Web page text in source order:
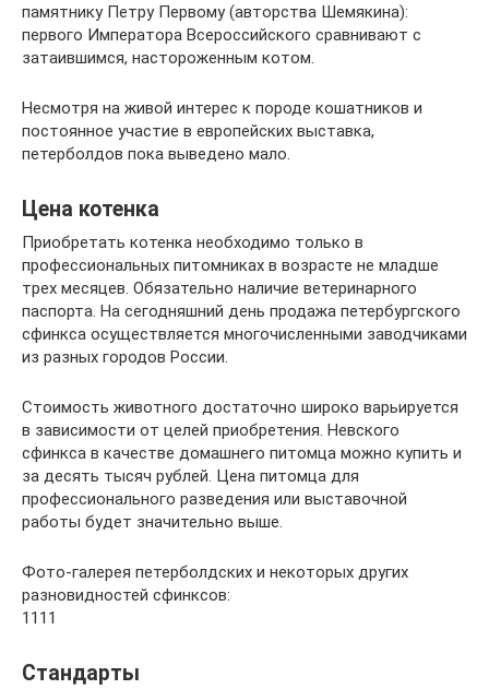
памятнику Петру Первому (авторства Шемякина):
первого Императора Всероссийского сравнивают с
затаившимся, настороженным котом.
Несмотря на живой интерес к породе кошатников и
постоянное участие в европейских выставка,
петерболдов пока выведено мало.
Цена котенка
Приобретать котенка необходимо только в
профессиональных питомниках в возрасте не младше
трех месяцев. Обязательно наличие ветеринарного
паспорта. На сегодняшний день продажа петербургского
сфинкса осуществляется многочисленными заводчиками
из разных городов России.
Стоимость животного достаточно широко варьируется
в зависимости от целей приобретения. Невского
сфинкса в качестве домашнего питомца можно купить и
за десять тысяч рублей. Цена питомца для
профессионального разведения или выставочной
работы будет значительно выше.
Фото-галерея петерболдских и некоторых других
разновидностей сфинксов:
1111
Стандарты